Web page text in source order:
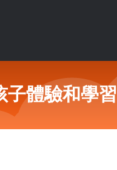
子體驗和學習